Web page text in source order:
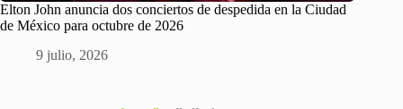
Elton John anuncia dos conciertos de despedida en la Ciudad
de México para octubre de 2026
9 julio, 2026